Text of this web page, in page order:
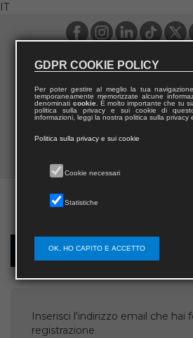
IT
Recupera username
Inserisci l'indirizzo email che hai
registrazione
GDPR COOKIE POLICY
Per poter gestire al meglio la tua
temporaneamente memorizzate alcune
denominati cookie. È molto importante che tu
politica sulla privacy e sui cookie di
informazioni, leggi la nostra politica sulla privacy
Politica sulla privacy e sui cookie
Cookie necessari
Statistiche
OK, HO CAPITO E ACCETTO